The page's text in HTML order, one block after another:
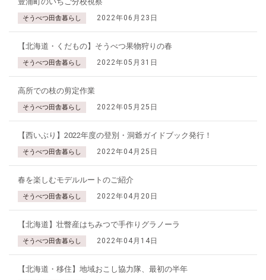
そうべつ田舎暮らし 2022年06月23日
【北海道・くだもの】そうべつ果物狩りの春
そうべつ田舎暮らし 2022年05月31日
高所での枝の剪定作業
そうべつ田舎暮らし 2022年05月25日
【西いぶり】2022年度の登別・洞爺ガイドブック発行！
そうべつ田舎暮らし 2022年04月25日
春を楽しむモデルルートのご紹介
そうべつ田舎暮らし 2022年04月20日
【北海道】壮瞥産はちみつで手作りグラノーラ
そうべつ田舎暮らし 2022年04月14日
【北海道・移住】地域おこし協力隊、最初の半年